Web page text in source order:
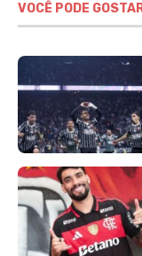
VOCÊ PODE